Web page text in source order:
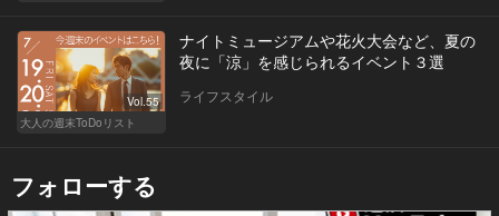
Vol.55
大人の週末ToDoリスト
ナイトミュージアムや花火大会など、夏の
夜に「涼」を感じられるイベント３選
ライフスタイル
フォローする